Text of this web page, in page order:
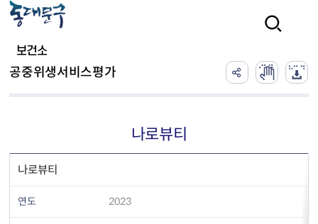
보건소
공중위생서비스평가
나로뷰티
나로뷰티
연도 2023